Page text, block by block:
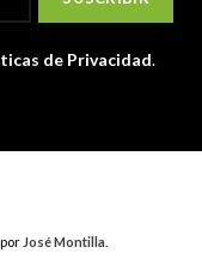
de Privacidad.
José Montilla